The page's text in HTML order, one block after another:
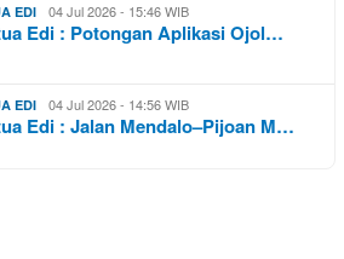
EDI 04 Jul 2026 - 15:46 WIB
Edi : Potongan Aplikasi Ojol…
EDI 04 Jul 2026 - 14:56 WIB
Edi : Jalan Mendalo–Pijoan M…